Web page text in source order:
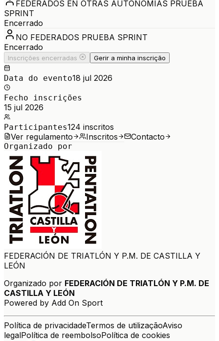
FEDERADOS EN OTRAS AUTONOMIAS PRUEBA
SPRINT
Encerrado
NO FEDERADOS PRUEBA SPRINT
Encerrado
Inscrições encerradas Gerir a minha inscrição
Data do evento18 jul 2026
Fecho inscrições
15 jul 2026
Participantes124 inscritos
Ver regulamento
Inscritos Contacto
Organizado por
FEDERACIÓN DE TRIATLÓN Y P.M. DE CASTILLA Y
LEÓN
Organizado por FEDERACIÓN DE TRIATLÓN Y P.M. DE
CASTILLA Y LEÓN
Powered by Add On Sport
Política de privacidadeTermos de utilizaçãoAviso
legalPolítica de reembolsoPolítica de cookies